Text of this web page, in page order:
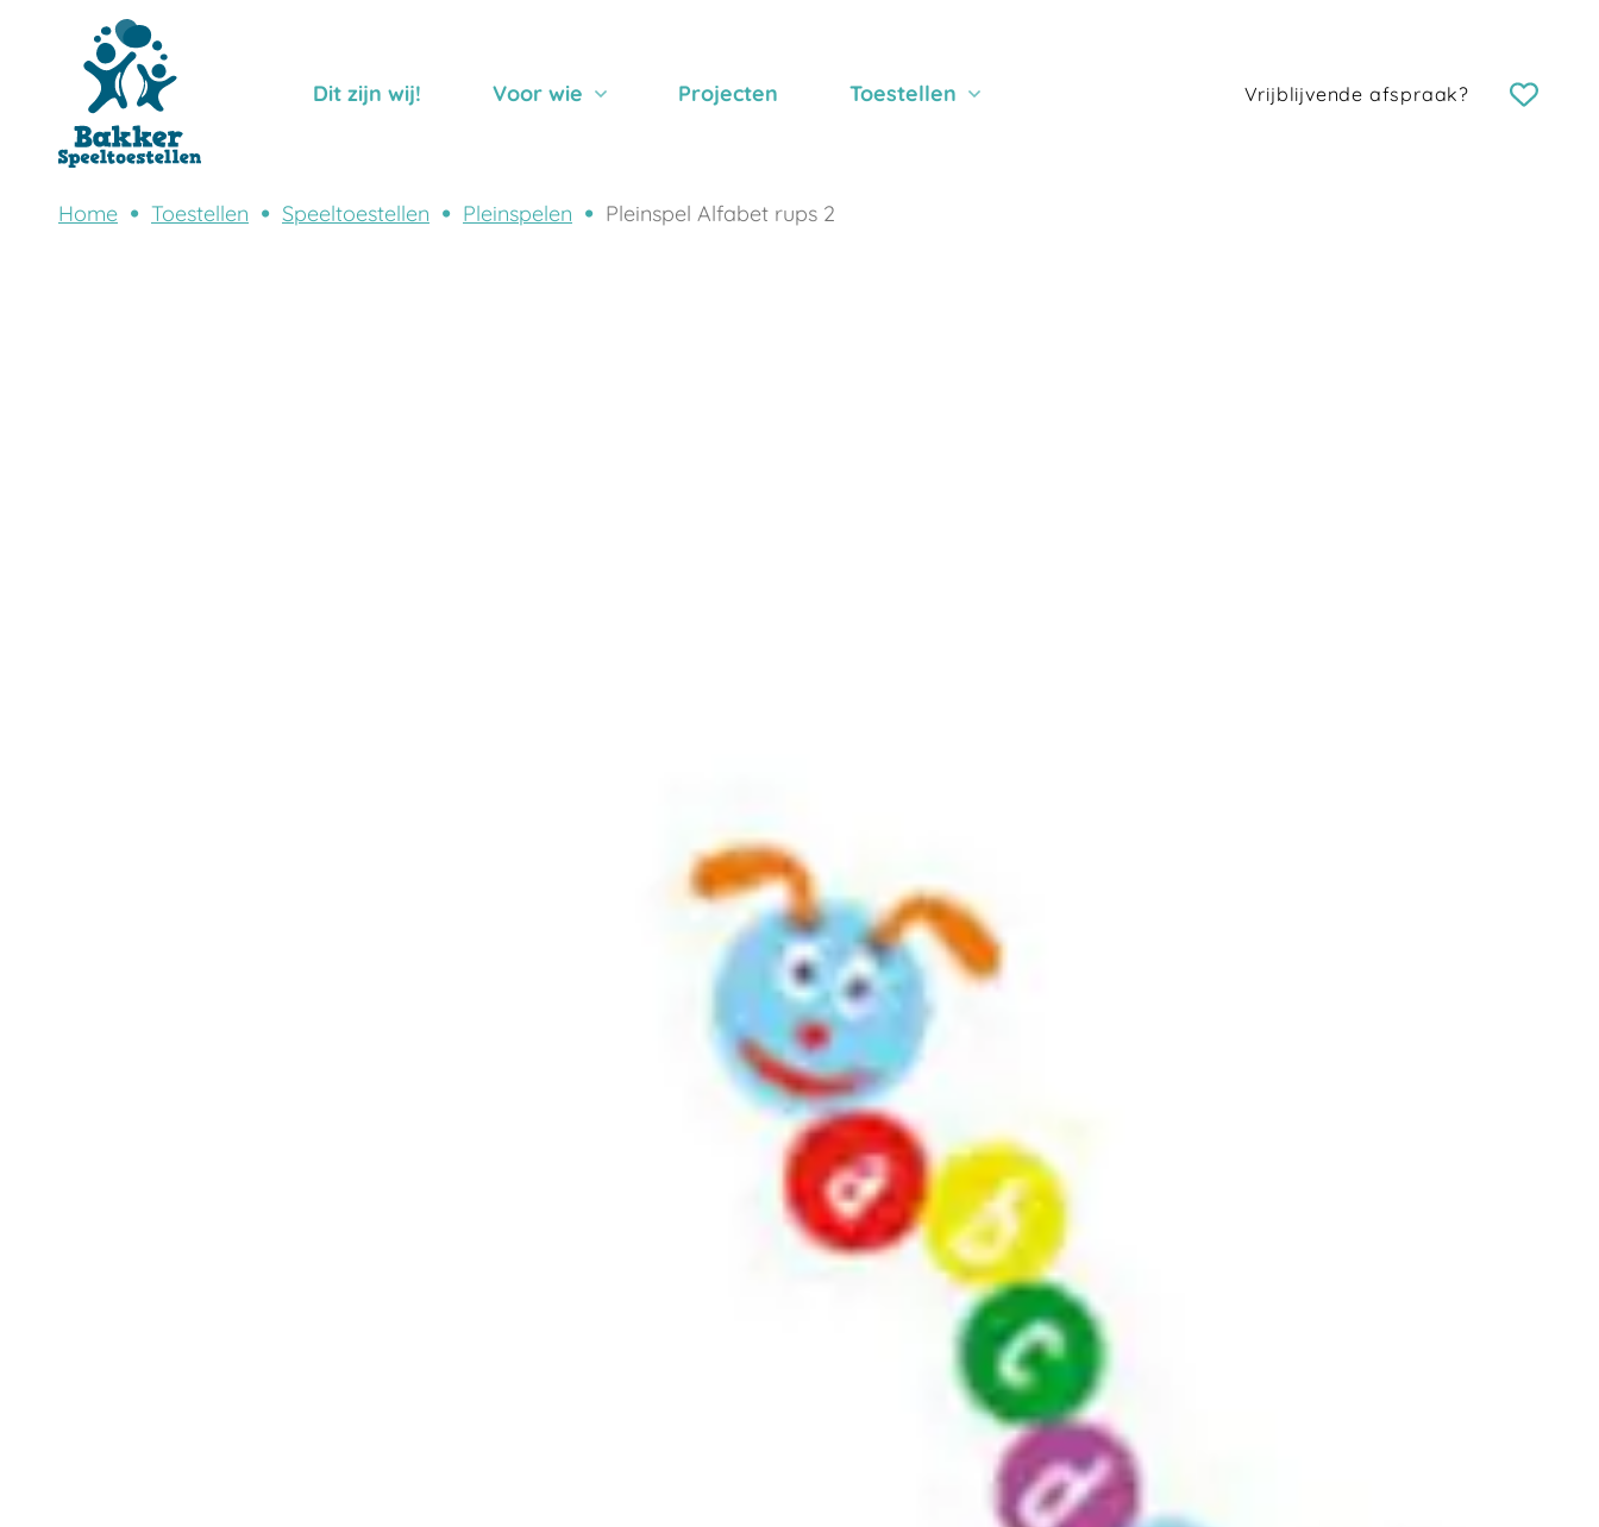
Dit zijn wij! Voor wie Projecten Toestellen Vrijblijvende afspraak?
Home Toestellen Speeltoestellen Pleinspelen Pleinspel Alfabet rups 2